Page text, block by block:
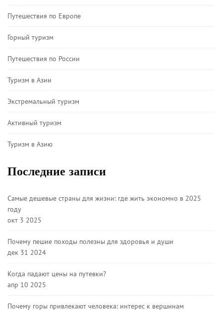
Путешествия по Европе
Горный туризм
Путешествия по России
Туризм в Азии
Экстремальный туризм
Активный туризм
Туризм в Азию
Последние записи
Самые дешевые страны для жизни: где жить экономно в 2025
году
окт 3 2025
Почему пешие походы полезны для здоровья и души
дек 31 2024
Когда падают цены на путевки?
апр 10 2025
Почему горы привлекают человека: интерес к вершинам